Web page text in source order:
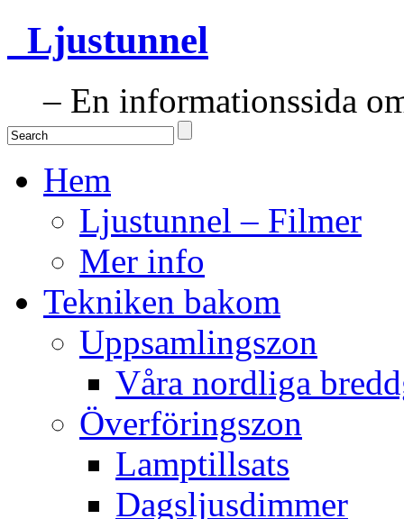
Ljustunnel
– En informationssida
Hem
Ljustunnel – Filmer
Mer info
Tekniken bakom
Uppsamlingszon
Våra nordliga
Överföringszon
Lamptillsats
Dagsljusdimmer